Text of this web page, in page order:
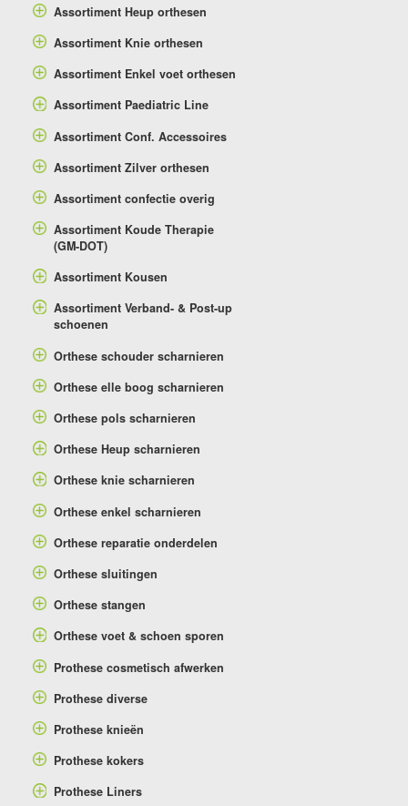
Assortiment Heup orthesen
Assortiment Knie orthesen
Assortiment Enkel voet orthesen
Assortiment Paediatric Line
Assortiment Conf. Accessoires
Assortiment Zilver orthesen
Assortiment confectie overig
Assortiment Koude Therapie
(GM-DOT)
Assortiment Kousen
Assortiment Verband- & Post-up
schoenen
Orthese schouder scharnieren
Orthese elle boog scharnieren
Orthese pols scharnieren
Orthese Heup scharnieren
Orthese knie scharnieren
Orthese enkel scharnieren
Orthese reparatie onderdelen
Orthese sluitingen
Orthese stangen
Orthese voet & schoen sporen
Prothese cosmetisch afwerken
Prothese diverse
Prothese knieën
Prothese kokers
Prothese Liners